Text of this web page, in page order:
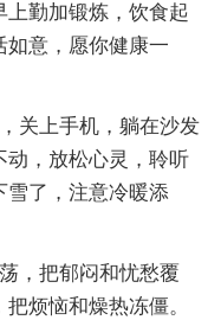
勤加锻炼，饮食起
如意，愿你健康一
关上手机，躺在沙发
动，放松心灵，聆听
雪了，注意冷暖添
，把郁闷和忧愁覆
烦恼和燥热冻僵。